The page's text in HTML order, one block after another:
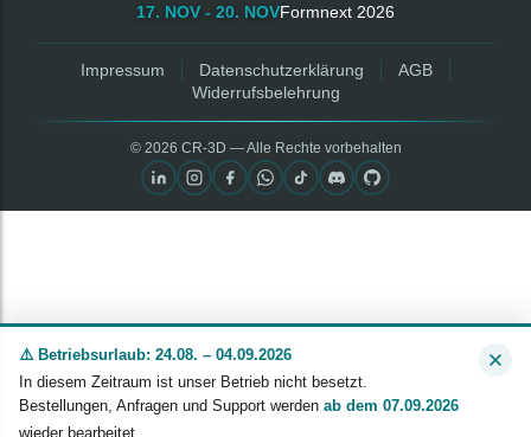
17. NOV - 20. NOVFormnext 2026
Impressum Datenschutzerklärung
AGB
Widerrufsbelehrung
© 2026 CR‑3D — Alle Rechte vorbehalten
⚠️ Betriebsurlaub: 24.08. – 04.09.2026
In diesem Zeitraum ist unser Betrieb nicht besetzt.
Bestellungen, Anfragen und Support werden ab dem 07.09.2026
wieder bearbeitet.